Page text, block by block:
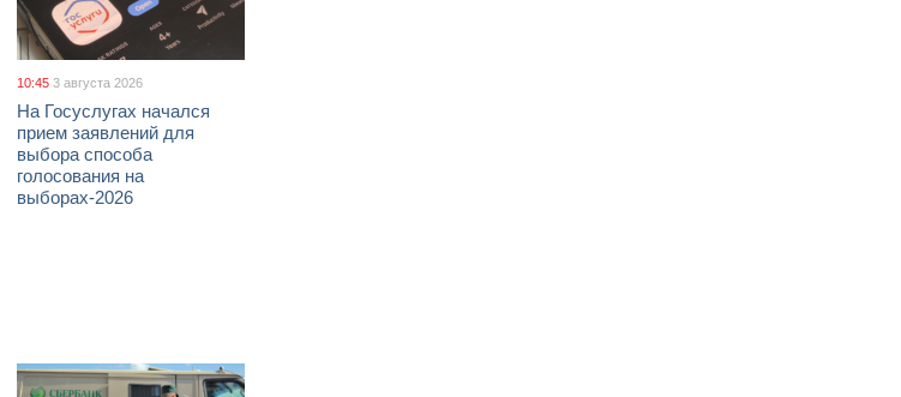
10:45 3 августа 2026
На Госуслугах начался
прием заявлений для
выбора способа
голосования на
выборах-2026